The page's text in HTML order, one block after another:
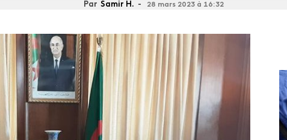
Par Samir H. - 28 mars 2023 à 16:32